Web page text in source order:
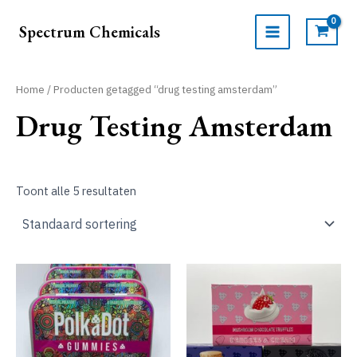
naarSpectrum Chemicals
MAIN
Home / Producten getagged “drug testing amsterdam”
Drug Testing Amsterdam
Toont alle 5 resultaten